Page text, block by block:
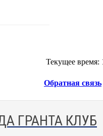
Текущее время:
Обратная связь
ГРАНТА КЛУБ